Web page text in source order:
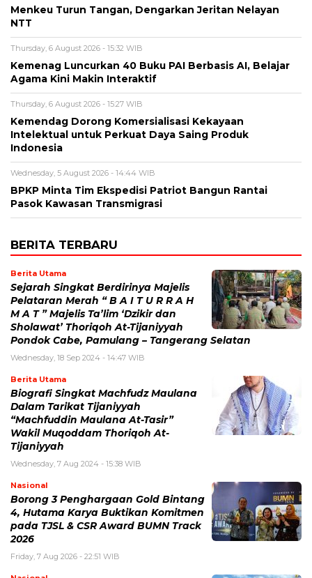
Menkeu Turun Tangan, Dengarkan Jeritan Nelayan
NTT
Thursday, 6 August 2026 - 15:32 WIB
Kemenag Luncurkan 40 Buku PAI Berbasis AI, Belajar
Agama Kini Makin Interaktif
Thursday, 6 August 2026 - 15:27 WIB
Kemendag Dorong Komersialisasi Kekayaan
Intelektual untuk Perkuat Daya Saing Produk
Indonesia
Wednesday, 5 August 2026 - 14:44 WIB
BPKP Minta Tim Ekspedisi Patriot Bangun Rantai
Pasok Kawasan Transmigrasi
BERITA TERBARU
Berita Utama
Sejarah Singkat Berdirinya Majelis
Pelataran Merah “ B A I T U R R A H
M A T ” Majelis Ta’lim ‘Dzikir dan
Sholawat’ Thoriqoh At-Tijaniyyah
Pondok Cabe, Pamulang – Tangerang Selatan
Wednesday, 18 Sep 2024 - 14:47 WIB
Berita Utama
Biografi Singkat Machfudz Maulana
Dalam Tarikat Tijaniyyah
“Machfuddin Maulana At-Tasir”
Wakil Muqoddam Thoriqoh At-
Tijaniyyah
Wednesday, 7 Aug 2024 - 15:38 WIB
Nasional
Borong 3 Penghargaan Gold Bintang
4, Hutama Karya Buktikan Komitmen
pada TJSL & CSR Award BUMN Track
2026
Friday, 7 Aug 2026 - 22:51 WIB